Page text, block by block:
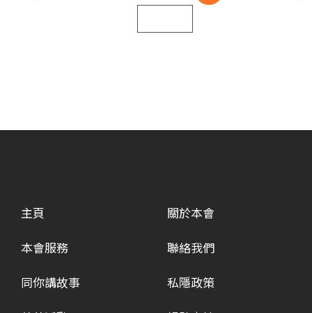
主頁
本會服務
同你講故事
關於本會
聯絡我們
私隱政策